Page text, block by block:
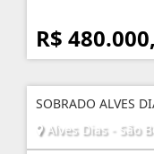
R$
SOBRADO ALVES
Alves Dias - São